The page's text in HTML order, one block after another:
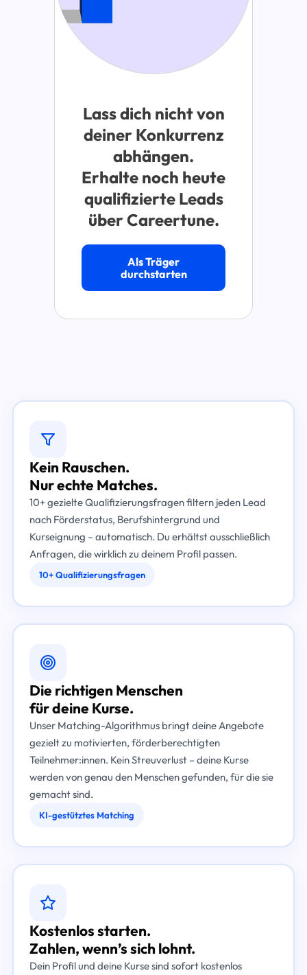
Lass dich nicht von
deiner Konkurrenz
abhängen.
Erhalte noch heute
qualifizierte Leads
über Careertune.
Als Träger
durchstarten
Kein Rauschen.
Nur echte Matches.
10+ gezielte Qualifizierungsfragen filtern jeden Lead
nach Förderstatus, Berufshintergrund und
Kurseignung – automatisch. Du erhältst ausschließlich
Anfragen, die wirklich zu deinem Profil passen.
10+ Qualifizierungsfragen
Die richtigen Menschen
für deine Kurse.
Unser Matching-Algorithmus bringt deine Angebote
gezielt zu motivierten, förderberechtigten
Teilnehmer:innen. Kein Streuverlust – deine Kurse
werden von genau den Menschen gefunden, für die sie
gemacht sind.
KI-gestütztes Matching
Kostenlos starten.
Zahlen, wenn’s sich lohnt.
Dein Profil und deine Kurse sind sofort kostenlos